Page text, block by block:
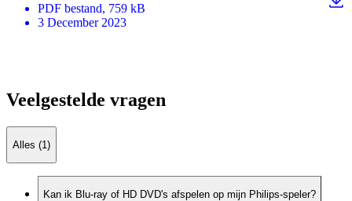
PDF bestand, 759 kB
3 December 2023
Veelgestelde vragen
Alles (1)
Kan ik Blu-ray of HD DVD's afspelen op mijn Philips-speler?